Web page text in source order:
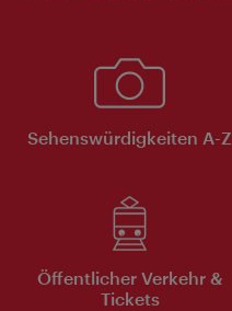
Sehenswürdigkeiten A-Z
Öffentlicher Verkehr &
Tickets